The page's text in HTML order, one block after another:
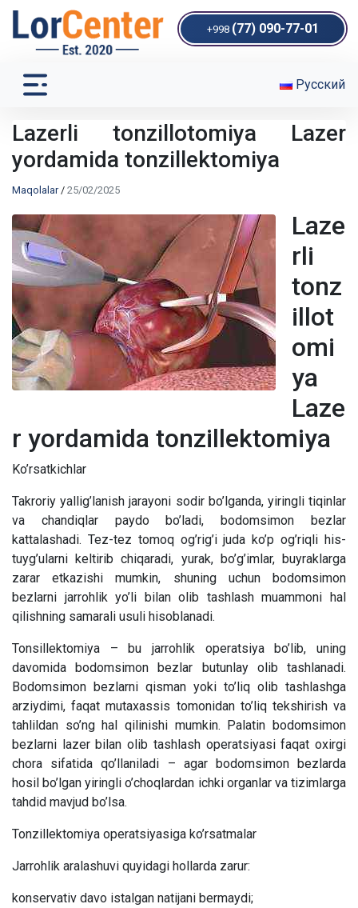
+998 (77) 090-77-01
Русский
Lazerli tonzillotomiya Lazer
yordamida tonzillektomiya
Maqolalar/ 25/02/2025
Laze
rli
tonz
illot
omi
ya
Laze
r yordamida tonzillektomiya
Ko’rsatkichlar
Takroriy yallig’lanish jarayoni sodir bo’lganda, yiringli tiqinlar
va chandiqlar paydo bo’ladi, bodomsimon bezlar
kattalashadi. Tez-tez tomoq og’rig’i juda ko’p og’riqli his-
tuyg’ularni keltirib chiqaradi, yurak, bo’g’imlar, buyraklarga
zarar etkazishi mumkin, shuning uchun bodomsimon
bezlarni jarrohlik yo’li bilan olib tashlash muammoni hal
qilishning samarali usuli hisoblanadi.
Tonsillektomiya – bu jarrohlik operatsiya bo’lib, uning
davomida bodomsimon bezlar butunlay olib tashlanadi.
Bodomsimon bezlarni qisman yoki to’liq olib tashlashga
arziydimi, faqat mutaxassis tomonidan to’liq tekshirish va
tahlildan so’ng hal qilinishi mumkin. Palatin bodomsimon
bezlarni lazer bilan olib tashlash operatsiyasi faqat oxirgi
chora sifatida qo’llaniladi – agar bodomsimon bezlarda
hosil bo’lgan yiringli o’choqlardan ichki organlar va tizimlarga
tahdid mavjud bo’lsa.
Tonzillektomiya operatsiyasiga ko’rsatmalar
Jarrohlik aralashuvi quyidagi hollarda zarur:
konservativ davo istalgan natijani bermaydi;